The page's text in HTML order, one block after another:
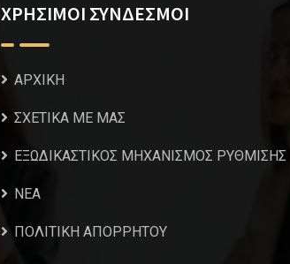
ΧΡΗΣΙΜΟΙ ΣΥΝΔΕΣΜΟΙ
ΑΡΧΙΚΗ
ΣΧΕΤΙΚΑ ΜΕ ΜΑΣ
ΕΞΩΔΙΚΑΣΤΙΚΟΣ ΜΗΧΑΝΙΣΜΟΣ ΡΥΘΜΙΣΗΣ
NEA
ΠΟΛΙΤΙΚΗ ΑΠΟΡΡΗΤΟΥ